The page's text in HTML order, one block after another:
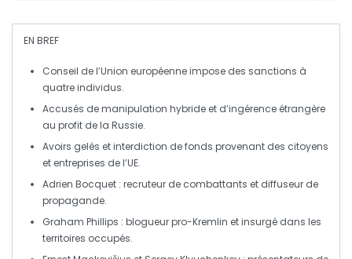
EN BREF
Conseil de l’Union européenneimpose des sanctions à
quatre individus.
Accusés demanipulation hybride et d’ingérence étrangère
au profit de la Russie.
Avoirs gelés et interdiction de fonds provenant des citoyens
et entreprises de l’UE.
Adrien Bocquet : recruteur de combattants et diffuseur de
propagande.
Graham Phillips : blogueur pro-Kremlin et insurgé dans les
territoires occupés.